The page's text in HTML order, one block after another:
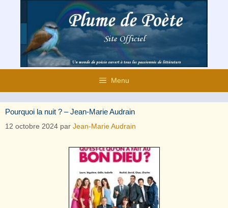
contenu
Menu
Pourquoi la nuit ? – Jean-Marie Audrain
12 octobre 2024 par Jean-Marie Audrain